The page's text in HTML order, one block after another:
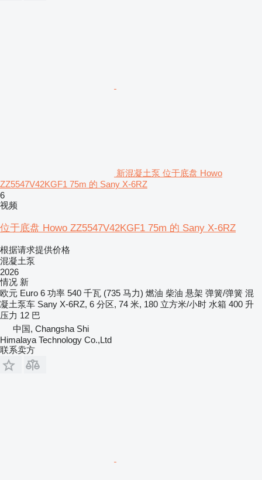
新混凝土泵 位于底盘 Howo
ZZ5547V42KGF1 75m 的 Sany X-6RZ
6
视频
位于底盘 Howo ZZ5547V42KGF1 75m 的 Sany X-6RZ
根据请求提供价格
混凝土泵
2026
情况 新
欧元 Euro 6 功率 540 千瓦 (735 马力) 燃油 柴油 悬架 弹簧/弹簧 混
凝土泵车 Sany X-6RZ, 6 分区, 74 米, 180 立方米/小时 水箱 400 升
压力 12 巴
中国, Changsha Shi
Himalaya Technology Co.,Ltd
联系卖方